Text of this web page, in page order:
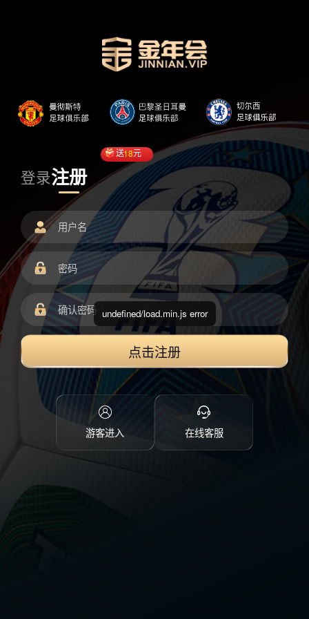
登录注册
送18元
点击注册
游客进入 在线客服
undefined/load.min.js error